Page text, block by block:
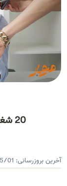
20 شغل برای افراد مبتلا به افسردگی
آخرین بروزرسانی: 01